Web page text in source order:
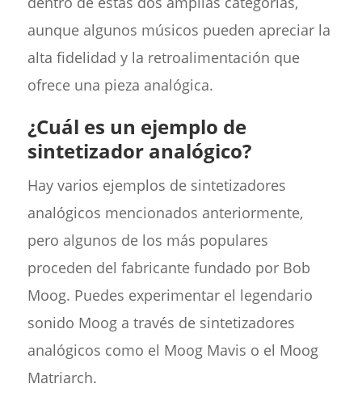
aunque algunos músicos pueden apreciar la
alta fidelidad y la retroalimentación que
ofrece una pieza analógica.
¿Cuál es un ejemplo de
sintetizador analógico?
Hay varios ejemplos de sintetizadores
analógicos mencionados anteriormente,
pero algunos de los más populares
proceden del fabricante fundado por Bob
Moog. Puedes experimentar el legendario
sonido Moog a través de sintetizadores
analógicos como el Moog Mavis o el Moog
Matriarch.